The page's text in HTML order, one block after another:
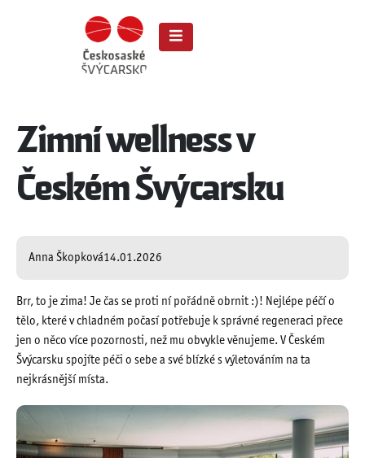
Zimní wellness v
Českém Švýcarsku
Anna Škopková14.01.2026
Brr, to je zima! Je čas se proti ní pořádně obrnit :)! Nejlépe péčí o
tělo, které v chladném počasí potřebuje k správné regeneraci přece
jen o něco více pozornosti, než mu obvykle věnujeme. V Českém
Švýcarsku spojíte péči o sebe a své blízké s výletováním na ta
nejkrásnější místa.